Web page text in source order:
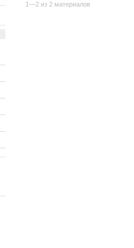
1—2 из 2 материалов